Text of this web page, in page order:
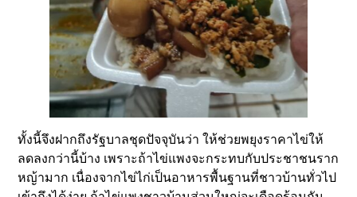
ทั้งนี้จึงฝากถึงรัฐบาลชุดปัจจุบันว่า ให้ช่วยพยุงราคาไข่ให้
ลดลงกว่านี้บ้าง เพราะถ้าไข่แพงจะกระทบกับประชาชนราก
หญ้ามาก เนื่องจากไข่ไก่เป็นอาหารพื้นฐานที่ชาวบ้านทั่วไป